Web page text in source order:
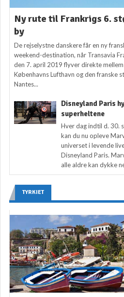
Ny rute til Frankrigs 6.
by
De rejselystne danskere får en ny
weekend-destination, når Transavia
den 7. april 2019 flyver direkte mellem
Københavns Lufthavn og den franske
Nantes...
Disneyland Paris
superheltene
Hver dag indtil d. 30.
kan du nu opleve
universet i levende
Disneyland Paris.
alle aldre kan dykke
TYRKIET